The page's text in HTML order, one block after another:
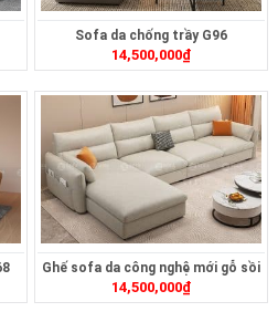
Sofa da chống trầy G96
14,500,000₫
Ghế sofa da công nghệ mới gỗ sồi
L108
14,500,000₫